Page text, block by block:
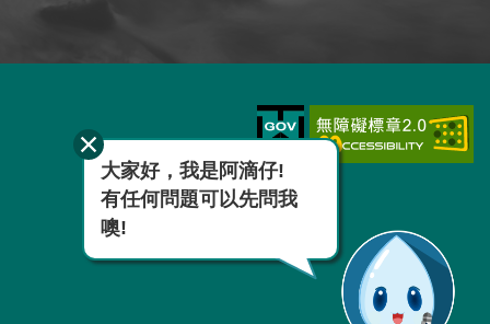
大家好，我是阿滴仔!
有任何問題可以先問我
噢!